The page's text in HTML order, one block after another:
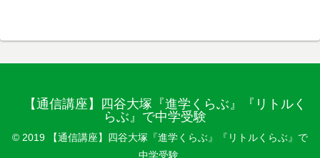
【通信講座】四谷大塚『進学くらぶ』『リトルく
らぶ』で中学受験
© 2019 【通信講座】四谷大塚『進学くらぶ』『リトルくらぶ』で
中学受験.